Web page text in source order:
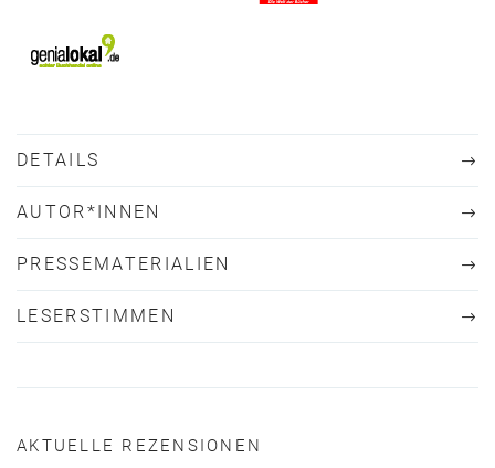
DETAILS
AUTOR*INNEN
PRESSEMATERIALIEN
LESERSTIMMEN
AKTUELLE REZENSIONEN